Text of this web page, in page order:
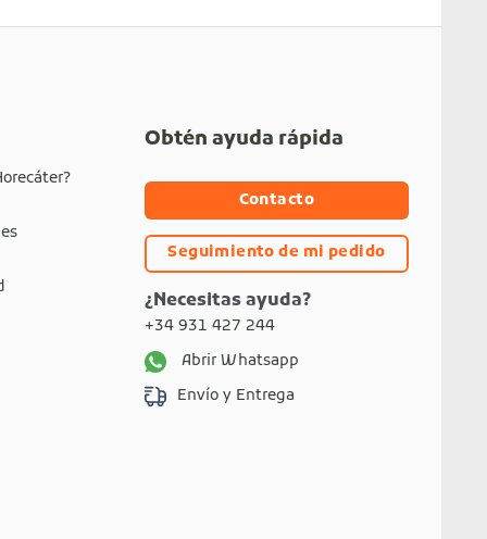
Obtén ayuda rápida
Contacto
Seguimiento de mi pedido
¿Necesitas ayuda?
+34 931 427 244
Abrir Whatsapp
Envío y Entrega